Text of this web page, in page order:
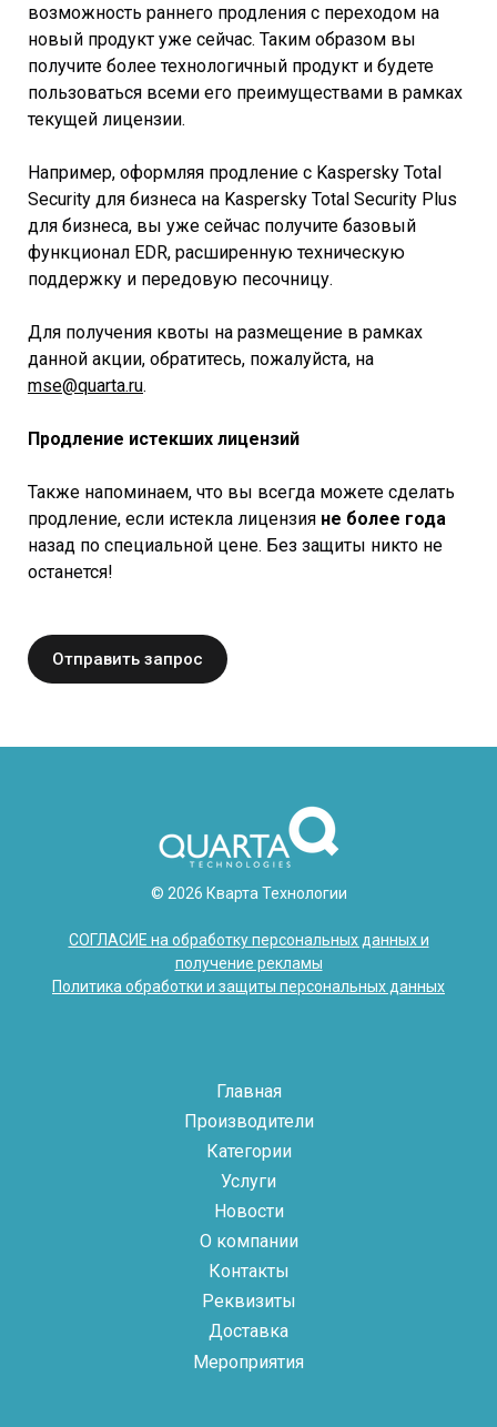
возможность раннего продления с переходом на
новый продукт уже сейчас. Таким образом вы
получите более технологичный продукт и будете
пользоваться всеми его преимуществами в рамках
текущей лицензии.
Например, оформляя продление с Kaspersky Total
Security для бизнеса на Kaspersky Total Security Plus
для бизнеса, вы уже сейчас получите базовый
функционал EDR, расширенную техническую
поддержку и передовую песочницу.
Для получения квоты на размещение в рамках
данной акции, обратитесь, пожалуйста, на
mse@quarta.ru.
Продление истекших лицензий
Также напоминаем, что вы всегда можете сделать
продление, если истекла лицензия не более года
назад по специальной цене. Без защиты никто не
останется!
Отправить запрос
© 2026 Кварта Технологии
СОГЛАСИЕ на обработку персональных данных и
получение рекламы
Политика обработки и защиты персональных данных
Главная
Производители
Категории
Услуги
Новости
О компании
Контакты
Реквизиты
Доставка
Мероприятия